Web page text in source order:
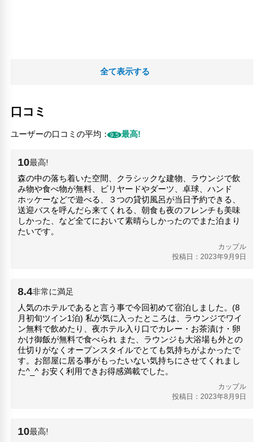
全て表示する
口コミ
ユーザーの口コミの平均：9.5 最高!
10最高!
森の中の落ち着いた空間、クラシックな建物、ラウンジで飲
み物や食べ物が無料、ビリヤードやダーツ、卓球、ハンド
ホッケーなどで遊べる、３つの貸切風呂が当日予約できる、
送迎バスを呼んだら来てくれる、朝食も夜のフレンチも美味
しかった、など全てにおいて素晴らしかったのでまた泊まり
たいです。
カップル
投稿日：2023年9月9日
8.4非常に満足
人気のホテルであると言う事で今回初めて宿泊しました。(8
月初旬ツイン1泊) 私が気に入ったところは、ラウンジでワイ
ン無料で飲めたり、夜ホテル入り口でカレー・お茶漬け・卵
かけ御飯が無料で食べられ また、ラウンジも大浴場も外との
仕切りがなくオープンスタイルでとても気持ちがよかったで
す。お部屋に居る事がもったいない気持ちにさせてくれまし
た^_^ お安く利用できお得感満載でした。
カップル
投稿日：2023年8月9日
10最高!